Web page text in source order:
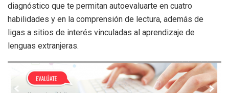
diagnóstico que te permitan autoevaluarte en cuatro
habilidades y en la comprensión de lectura, además de
ligas a sitios de interés vinculadas al aprendizaje de
lenguas extranjeras.